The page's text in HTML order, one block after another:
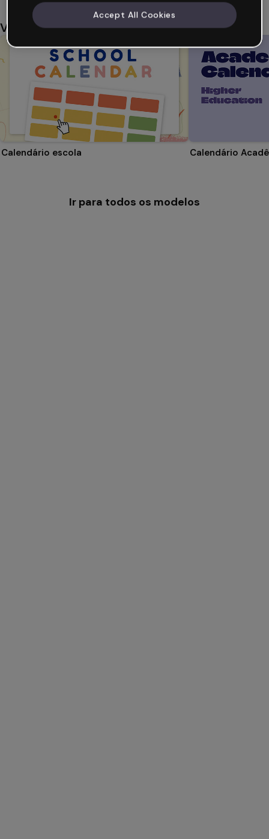
Você também pode gostar
Calendário escola
Ir para todos os modelos
Accept All Cookies